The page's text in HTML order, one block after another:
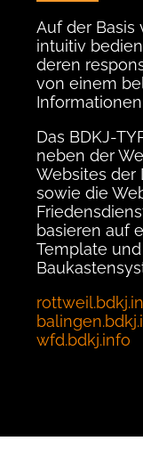
Auf der Basis
intuitiv
deren
von einem
Das BDKJ-
neben der
Websites der
sowie die
basieren auf
Template
wfd.bdkj.info